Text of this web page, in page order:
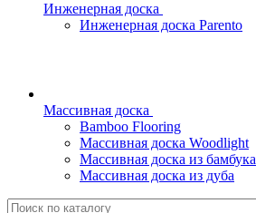
Инженерная доска
Инженерная доска Parento
Массивная доска
Bamboo Flooring
Массивная доска Woodlight
Массивная доска из бамбука
Массивная доска из дуба